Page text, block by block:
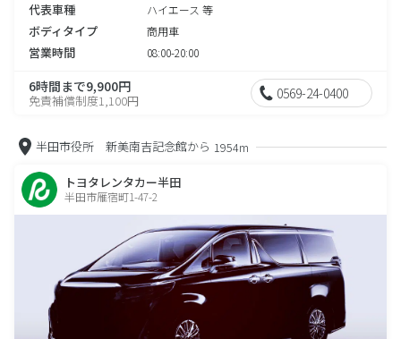
代表車種 ハイエース 等
ボディタイプ 商用車
営業時間 08:00-20:00
6時間まで9,900円
免責補償制度1,100円 0569-24-0400
半田市役所 新美南吉記念館から 1954m
トヨタレンタカー半田
半田市雁宿町1-47-2